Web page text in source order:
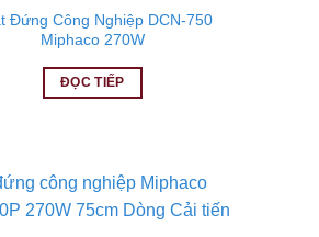
Đứng Công Nghiệp DCN-750
Miphaco 270W
ĐỌC TIẾP